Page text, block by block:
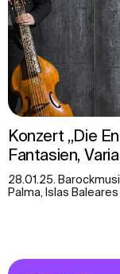
Konzert „Die
Fantasien,
28.01.25.
Palma, Islas Baleares